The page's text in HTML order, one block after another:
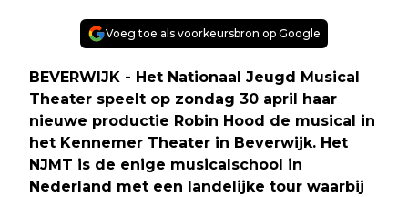
Voeg toe als voorkeursbron op Google
BEVERWIJK - Het Nationaal Jeugd Musical
Theater speelt op zondag 30 april haar
nieuwe productie Robin Hood de musical in
het Kennemer Theater in Beverwijk. Het
NJMT is de enige musicalschool in
Nederland met een landelijke tour waarbij